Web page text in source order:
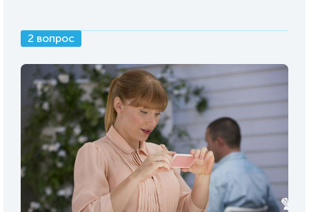
2 вопрос